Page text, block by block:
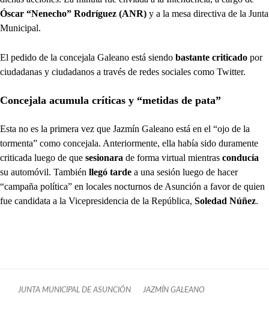
Óscar “Nenecho” Rodríguez (ANR) y a la mesa directiva de la Junta
Municipal.
El pedido de la concejala Galeano está siendo bastante criticado por
ciudadanas y ciudadanos a través de redes sociales como Twitter.
Concejala acumula críticas y “metidas de pata”
Esta no es la primera vez que Jazmín Galeano está en el “ojo de la
tormenta” como concejala. Anteriormente, ella había sido duramente
criticada luego de que sesionara de forma virtual mientras conducía
su automóvil. También llegó tarde a una sesión luego de hacer
“campaña política” en locales nocturnos de Asunción a favor de quien
fue candidata a la Vicepresidencia de la República, Soledad Núñez.
JUNTA MUNICIPAL DE ASUNCIÓN JAZMÍN GALEANO